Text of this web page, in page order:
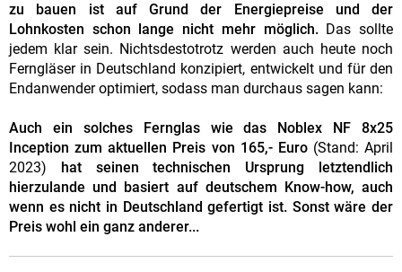
zu bauen ist auf Grund der Energiepreise und der
Lohnkosten schon lange nicht mehr möglich.Das sollte
jedem klar sein. Nichtsdestotrotz werden auch heute noch
Ferngläser in Deutschland konzipiert, entwickelt und für den
Endanwender optimiert, sodass man durchaus sagen kann:
Auch ein solches Fernglas wie das Noblex NF 8x25
Inception zum aktuellen Preis von 165,- Euro(Stand: April
2023)
hat seinen technischen Ursprung letztendlich
hierzulande und basiert auf deutschem Know-how, auch
wenn es nicht in Deutschland gefertigt ist. Sonst wäre der
Preis wohl ein ganz anderer...